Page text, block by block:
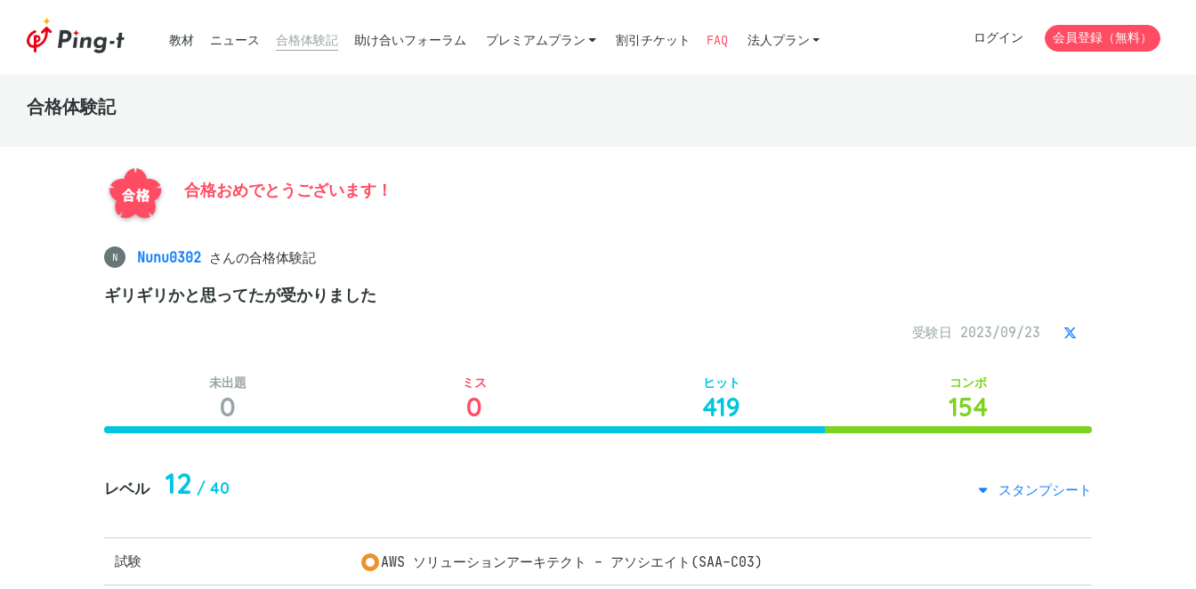
教材 ニュース 合格体験記 助け合いフォーラム プレミアムプラン 割引チケット FAQ 法人プラン ログイン 会員登録（無料）
合格体験記
合格おめでとうございます！
N Nunu0302 さんの合格体験記
ギリギリかと思ってたが受かりました
受験日 2023/09/23
未出題
0
ミス
0
ヒット
419
コンボ
154
レベル 12 / 40 スタンプシート
試験 AWS ソリューションアーキテクト - アソシエイト(SAA-C03)